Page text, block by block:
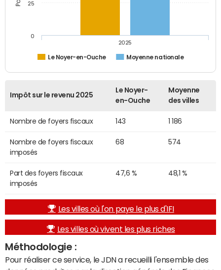
Le Noyer-en-Ouche Moyenne nationale
2025
0
25
Impôt sur le revenu 2025
Le Noyer-
en-Ouche
Moyenne
des villes
Nombre de foyers fiscaux 143 1 186
Nombre de foyers fiscaux
imposés
68 574
Part des foyers fiscaux
imposés
47,6 % 48,1 %
Les villes où l'on paye le plus d'IFI
Les villes où vivent les plus riches
Méthodologie :
Pour réaliser ce service, le JDN a recueilli l'ensemble des